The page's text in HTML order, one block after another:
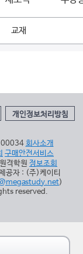
교재
개인정보처리방침
00034 회사소개
구매안전서비스
격학원 정보조회
공자 : (주)케이티
)
reserved.